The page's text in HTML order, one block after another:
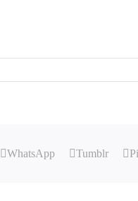
WhatsApp Tumblr